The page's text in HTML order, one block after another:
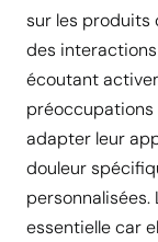
sur les produits
des
écoutant
préoccupations
adapter leur
douleur
essentielle car